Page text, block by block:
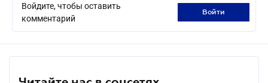
Войдите, чтобы оставить
комментарий
войти